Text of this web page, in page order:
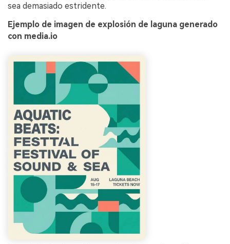
sea demasiado estridente.
Ejemplo de imagen de explosión de laguna generado
con media.io